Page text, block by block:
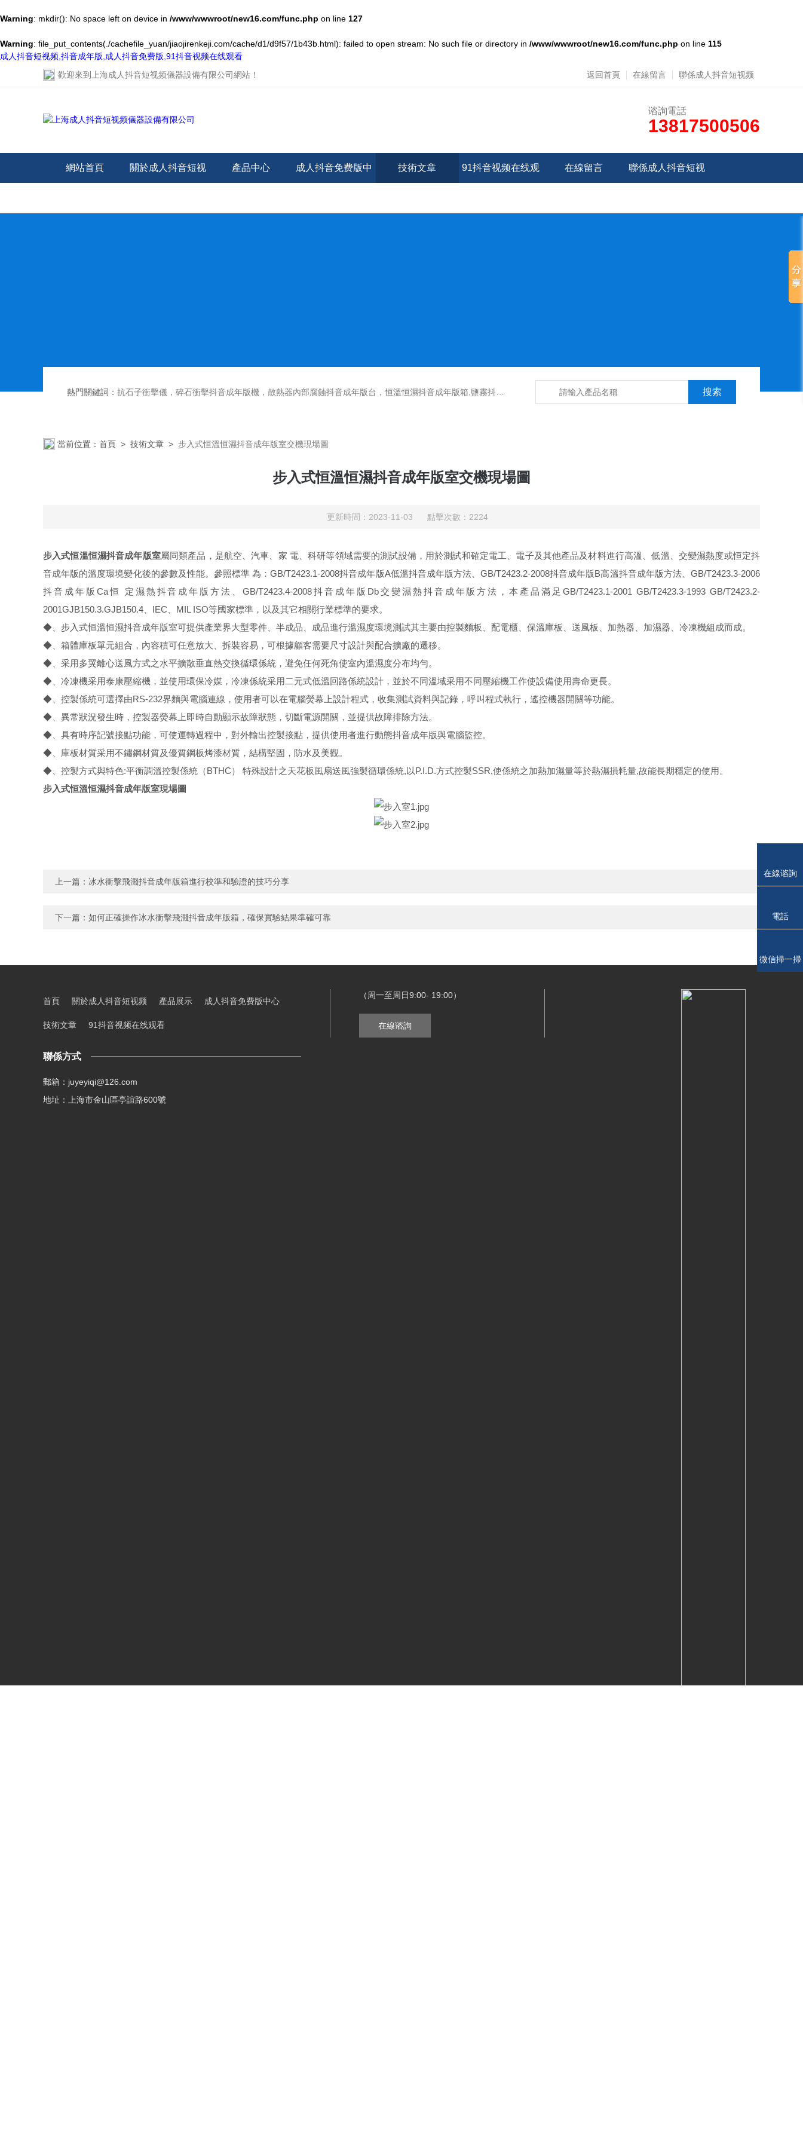
Warning: mkdir(): No space left on device in /www/wwwroot/new16.com/func.php on line 127
Warning: file_put_contents(./cachefile_yuan/jiaojirenkeji.com/cache/d1/d9f57/1b43b.html): failed to open stream: No such file or directory in /www/wwwroot/new16.com/func.php on line 115
成人抖音短视频,抖音成年版,成人抖音免费版,91抖音视频在线观看
歡迎來到
上海成人抖音短视频儀器設備有限公司網站 ！ 返回首頁 在線留言 聯係成人抖音短视频
谘詢電話
13817500506
網站首頁 關於成人抖音短视 產品中心 成人抖音免费版中 技術文章 91抖音视频在线观 在線留言 聯係成人抖音短视
熱門關鍵詞： 抗石子衝擊儀，碎石衝擊抖音成年版機，散熱器內部腐蝕抖音成年版台，恒溫恒濕抖音成年版箱,鹽霧抖音成年版機,紫外光耐氣候老化抖音成年版箱,氙燈老化抖音成年版箱，沙塵抖音成年版箱，淋雨抖音成年版箱，汽車內飾材料燃燒抖音成年版機
當前位置： 首頁 > 技術文章 > 步入式恒溫恒濕抖音成年版室交機現場圖
步入式恒溫恒濕抖音成年版室交機現場圖
更新時間：2023-11-03 點擊次數：2224
步入式恒溫恒濕抖音成年版室屬同類產品，是航空、汽車、家 電、科研等領域需要的測試設備，用於測試和確定電工、電子及其他產品及材料進行高溫、低溫、交變濕熱度或恒定抖
音成年版的溫度環境變化後的參數及性能。參照標準 為：GB/T2423.1-2008抖音成年版A低溫抖音成年版方法、GB/T2423.2-2008抖音成年版B高溫抖音成年版方法、GB/T2423.3-2006
抖音成年版Ca恒 定濕熱抖音成年版方法、GB/T2423.4-2008抖音成年版Db交變濕熱抖音成年版方法，本產品滿足GB/T2423.1-2001 GB/T2423.3-1993 GB/T2423.2-
2001GJB150.3.GJB150.4、IEC、MIL ISO等國家標準，以及其它相關行業標準的要求。
◆、步入式恒溫恒濕抖音成年版室可提供產業界大型零件、半成品、成品進行溫濕度環境測試其主要由控製麵板、配電櫃、保溫庫板、送風板、加熱器、加濕器、冷凍機組成而成。
◆、箱體庫板單元組合，內容積可任意放大、拆裝容易，可根據顧客需要尺寸設計與配合擴廠的遷移。
◆、采用多翼離心送風方式之水平擴散垂直熱交換循環係統，避免任何死角使室內溫濕度分布均勻。
◆、冷凍機采用泰康壓縮機，並使用環保冷媒，冷凍係統采用二元式低溫回路係統設計，並於不同溫域采用不同壓縮機工作使設備使用壽命更長。
◆、控製係統可選擇由RS-232界麵與電腦連線，使用者可以在電腦熒幕上設計程式，收集測試資料與記錄，呼叫程式執行，遙控機器開關等功能。
◆、異常狀況發生時，控製器熒幕上即時自動顯示故障狀態，切斷電源開關，並提供故障排除方法。
◆、具有時序記號接點功能，可使運轉過程中，對外輸出控製接點，提供使用者進行動態抖音成年版與電腦監控。
◆、庫板材質采用不鏽鋼材質及優質鋼板烤漆材質，結構堅固，防水及美觀。
◆、控製方式與特色:平衡調溫控製係統（BTHC） 特殊設計之天花板風扇送風強製循環係統,以P.I.D.方式控製SSR,使係統之加熱加濕量等於熱濕損耗量,故能長期穩定的使用。
步入式恒溫恒濕抖音成年版室現場圖
上一篇： 冰水衝擊飛濺抖音成年版箱進行校準和驗證的技巧分享
下一篇： 如何正確操作冰水衝擊飛濺抖音成年版箱，確保實驗結果準確可靠
首頁 關於成人抖音短视频 產品展示 成人抖音免费版中心
技術文章 91抖音视频在线观看
聯係方式
郵箱：juyeyiqi@126.com
地址：上海市金山區亭誼路600號
（周一至周日9:00- 19:00）
在線谘詢
在線谘詢
電話
微信掃一掃